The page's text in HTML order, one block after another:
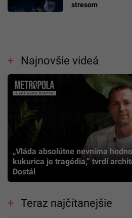
stresom
Najnovšie videá
„Vláda absolútne nevníma
kukurica je tragédia,” tvrdí
Dostál
Teraz najčítanejšie